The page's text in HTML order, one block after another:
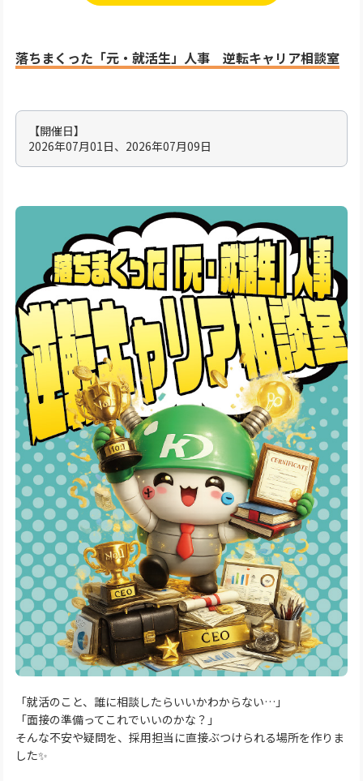
落ちまくった「元・就活生」人事 逆転キャリア相談室
【開催日】
2026年07月01日、2026年07月09日
「就活のこと、誰に相談したらいいかわからない…」
「面接の準備ってこれでいいのかな？」
そんな不安や疑問を、採用担当に直接ぶつけられる場所を作りま
した✨